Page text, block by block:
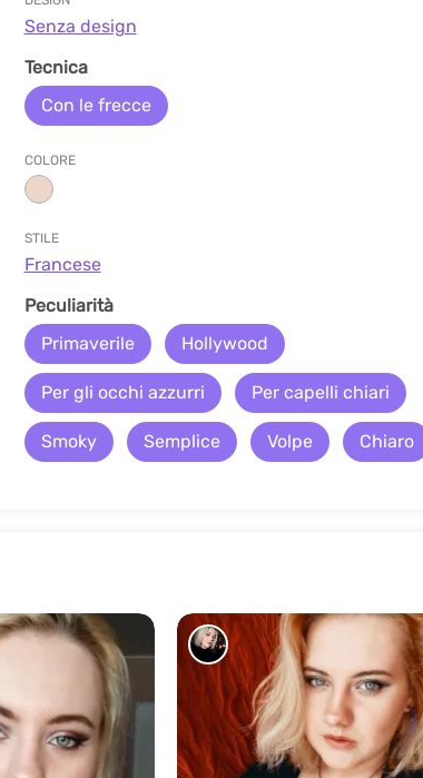
Senza design
Tecnica
Con le frecce
COLORE
STILE
Francese
Peculiarità
Primaverile
Hollywood
Per gli occhi azzurri Per capelli chiari
Smoky Semplice Volpe Chiaro